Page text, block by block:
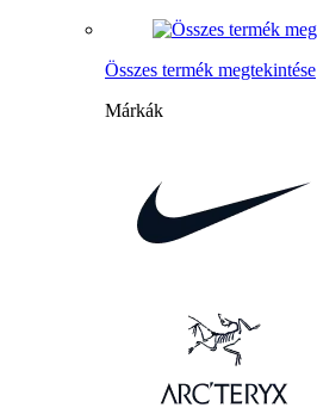
Összes termék megtekintése
Márkák